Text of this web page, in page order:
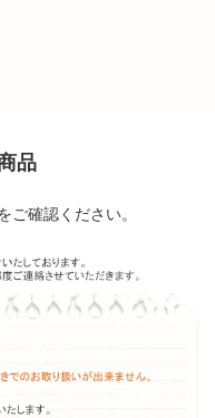
品
ご確認ください。